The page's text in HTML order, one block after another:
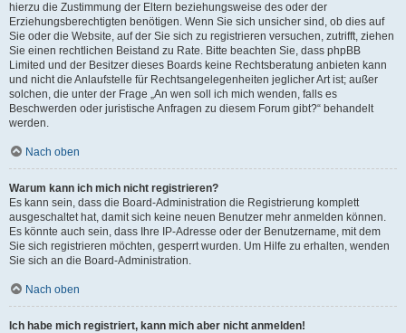
hierzu die Zustimmung der Eltern beziehungsweise des oder der
Erziehungsberechtigten benötigen. Wenn Sie sich unsicher sind, ob dies auf
Sie oder die Website, auf der Sie sich zu registrieren versuchen, zutrifft, ziehen
Sie einen rechtlichen Beistand zu Rate. Bitte beachten Sie, dass phpBB
Limited und der Besitzer dieses Boards keine Rechtsberatung anbieten kann
und nicht die Anlaufstelle für Rechtsangelegenheiten jeglicher Art ist; außer
solchen, die unter der Frage „An wen soll ich mich wenden, falls es
Beschwerden oder juristische Anfragen zu diesem Forum gibt?“ behandelt
werden.
Nach oben
Warum kann ich mich nicht registrieren?
Es kann sein, dass die Board-Administration die Registrierung komplett
ausgeschaltet hat, damit sich keine neuen Benutzer mehr anmelden können.
Es könnte auch sein, dass Ihre IP-Adresse oder der Benutzername, mit dem
Sie sich registrieren möchten, gesperrt wurden. Um Hilfe zu erhalten, wenden
Sie sich an die Board-Administration.
Nach oben
Ich habe mich registriert, kann mich aber nicht anmelden!